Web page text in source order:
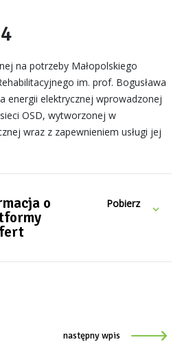
na potrzeby Małopolskiego
im. prof. Bogusława
energii elektrycznej wprowadzonej
OSD, wytworzonej w
wraz z zapewnieniem usługi jej
o
Pobierz
następny wpis